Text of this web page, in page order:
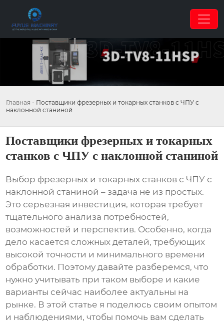
Главная - Поставщики фрезерных и токарных станков с ЧПУ с
наклонной станиной
Поставщики фрезерных и токарных
станков с ЧПУ с наклонной станиной
Выбор фрезерных и токарных станков с ЧПУ с
наклонной станиной – задача не из простых.
Это серьезная инвестиция, которая требует
тщательного анализа потребностей,
возможностей и перспектив. Особенно, когда
дело касается сложных деталей, требующих
высокой точности и минимального времени
обработки. Поэтому давайте разберемся, что
нужно учитывать при таком выборе и какие
варианты сейчас наиболее актуальны на
рынке. В этой статье я поделюсь своим опытом
и наблюдениями, чтобы помочь вам сделать